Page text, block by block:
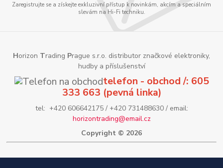
Zaregistrujte se a získejte exkluzivní přístup k novinkám, akcím a speciálním
slevám na Hi-Fi techniku.
Horizon Trading Prague s.r.o. distributor značkové elektroniky,
hudby a příslušenství
telefon - obchod /: 605
333 663 (pevná linka)
tel: +420 606642175 / +420 731488630 / email:
horizontrading@email.cz
Copyright © 2026